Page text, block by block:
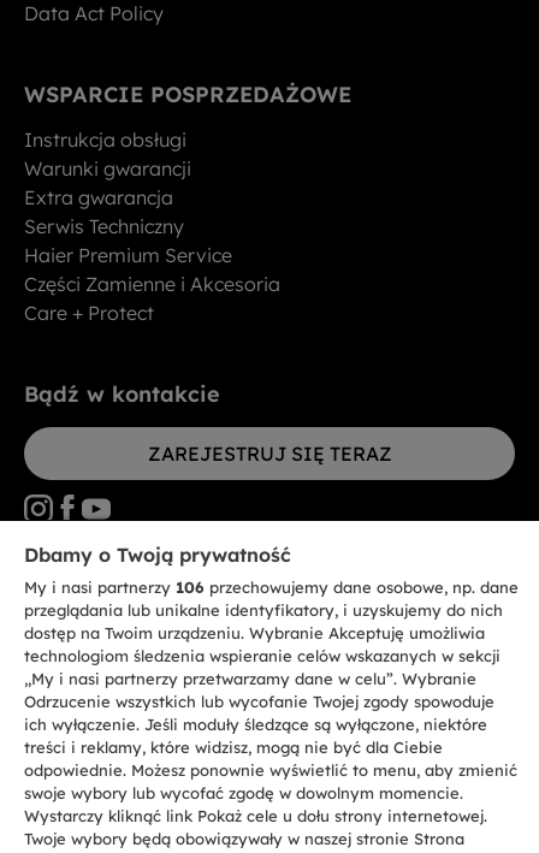
Data Act Policy
WSPARCIE POSPRZEDAŻOWE
Instrukcja obsługi
Warunki gwarancji
Extra gwarancja
Serwis Techniczny
Haier Premium Service
Części Zamienne i Akcesoria
Care + Protect
Bądź w kontakcie
ZAREJESTRUJ SIĘ TERAZ
CANDY HOOVER GROUP S.r.I. - jednoosobowa sp. z.o.o. - SIEDZIBA
STATUTOWA: Via Comolli, 57 - 20861 Brugherio (MB) - Włochy -
SIEDZIBY ADMINISTRACYJNE: Via Privata Eden Fumagalli bez
nadanego numeru - 20861 Brugherio (MB) i Via Trento nr 20/A-22 - 20871
Vimercate (MB) - Włochy - Tel.: +39.039.2086.1 - Faks: +39.039.2086.237 -
Kapitał zakładowy 35.000.000,00 € wpłacony w całości - Kod identyfikacji
podatkowej i nr wpisu do Rejestru przedsiębiorstw dla rejonu Mediolan-
Monza-Brianza-Lodi 04666310158 - NIP 00786860965 - Numer wpisu do
Repertorium Ekonomiczno - Administracyjnego REA: MB-1033934 -
Autoryzacja IT AEOF 211870 - Spółka podlega zarządzaniu i koordynacji
Candy S.p.A.
PL / Polski
Dbamy o Twoją prywatność
My i nasi partnerzy 106 przechowujemy dane osobowe, np. dane
przeglądania lub unikalne identyfikatory, i uzyskujemy do nich
dostęp na Twoim urządzeniu. Wybranie Akceptuję umożliwia
technologiom śledzenia wspieranie celów wskazanych w sekcji
„My i nasi partnerzy przetwarzamy dane w celu”. Wybranie
Odrzucenie wszystkich lub wycofanie Twojej zgody spowoduje
ich wyłączenie. Jeśli moduły śledzące są wyłączone, niektóre
treści i reklamy, które widzisz, mogą nie być dla Ciebie
odpowiednie. Możesz ponownie wyświetlić to menu, aby zmienić
swoje wybory lub wycofać zgodę w dowolnym momencie.
Wystarczy kliknąć link Pokaż cele u dołu strony internetowej.
Twoje wybory będą obowiązywały w naszej stronie Strona